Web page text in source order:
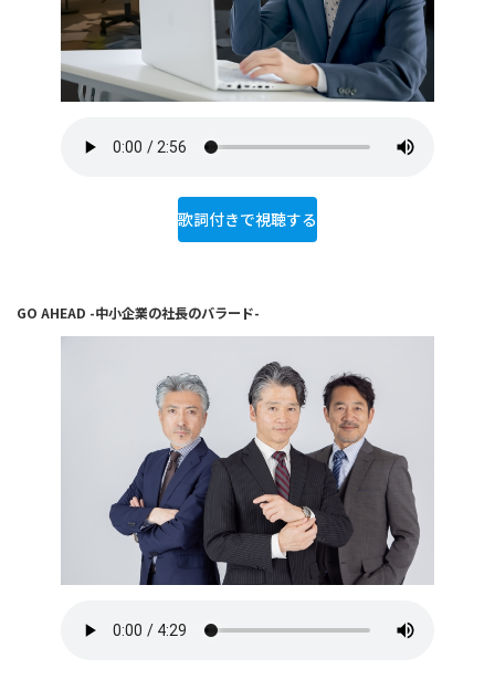
歌詞付きで視聴する
GO AHEAD -中小企業の社長のバラード-